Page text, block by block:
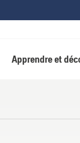
Apprendre et